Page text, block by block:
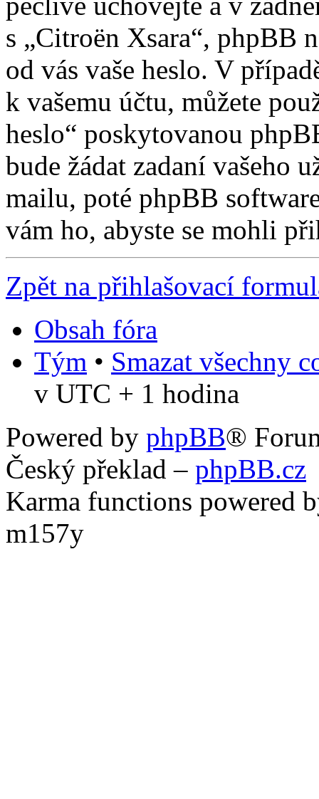
s „Citroën Xsara“, phpBB
od vás vaše heslo. V
k vašemu účtu, můžete
heslo“ poskytovanou
bude žádat zadaní vašeho
mailu, poté phpBB
vám ho, abyste se mohli
Zpět na přihlašovací
Obsah fóra
Tým • Smazat všechny
v UTC + 1 hodina
Powered by phpBB®
Český překlad – phpBB.cz
Karma functions powered
m157y